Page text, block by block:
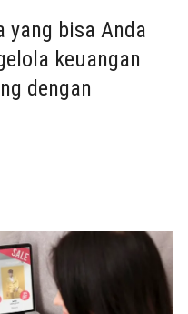
yang bisa Anda
keuangan
dengan